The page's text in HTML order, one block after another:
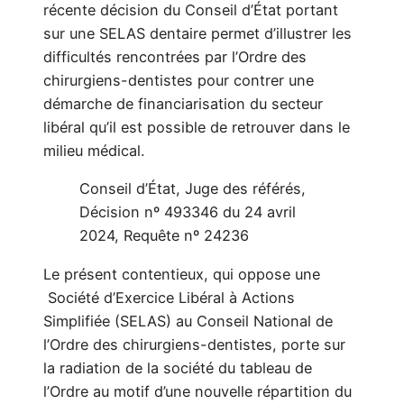
récente décision du Conseil d’État portant
sur une SELAS dentaire permet d’illustrer les
difficultés rencontrées par l’Ordre des
chirurgiens-dentistes pour contrer une
démarche de financiarisation du secteur
libéral qu’il est possible de retrouver dans le
milieu médical.
Conseil d’État, Juge des référés,
Décision nº 493346 du 24 avril
2024, Requête nº 24236
Le présent contentieux, qui oppose une
Société d’Exercice Libéral à Actions
Simplifiée (SELAS) au Conseil National de
l’Ordre des chirurgiens-dentistes, porte sur
la radiation de la société du tableau de
l’Ordre au motif d’une nouvelle répartition du